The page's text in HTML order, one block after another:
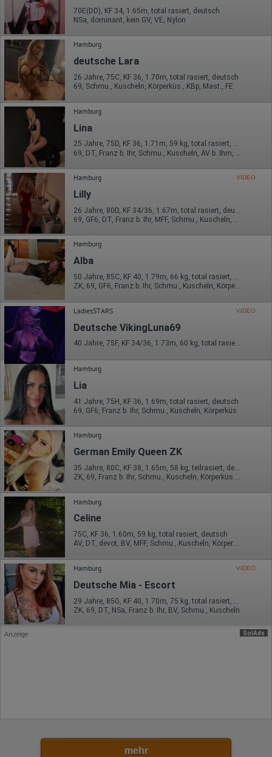
Erhobene Daten:
Die erzeugten Informationen über die Benutzung unserer
Webseiten sowie die von dem Browser übermittelte IP-Adresse
werden übertragen und gespeichert. Dabei können aus den
verarbeiteten Daten pseudonyme Nutzungsprofile der Nutzer
erstellt werden. Diese Informationen wird Google gegebenenfalls
auch an Dritte übertragen, sofern dies gesetzlich
vorgeschrieben wird oder, soweit Dritte diese Daten im Auftrag
von Google verarbeiten. Die IP-Adresse der Nutzer wird von
Google innerhalb von Mitgliedstaaten der Europäischen Union
oder in anderen Vertragsstaaten des Abkommens über den
Europäischen Wirtschaftsraum gekürzt, dies bedeutet, dass alle
Daten anonym erhoben werden. Nur in Ausnahmefällen wird die
volle IP-Adresse an einen Server von Google in den USA
übertragen und dort gekürzt. Die von dem Browser des Nutzers
übermittelte IP-Adresse wird nicht mit anderen Daten von Google
zusammengeführt.
Erhobene Informationen zum Besucherverhalten sind folgende:
Herkunft (Land und Stadt)
Sprache
Betriebssystem
Gerät (PC, Tablet-PC oder Smartphone)
Browser und alle verwendeten Add-ons
Auflösung des Computers
Besucherquelle (Facebook, Suchmaschine oder
verweisende Webseite)
Welche Dateien wurden heruntergeladen?
Welche Videos angeschaut?
Wurden Werbebanner angeklickt?
Wohin ging der Besucher? Klickte er auf weitere Seiten des
Portals oder hat er sie komplett verlassen?
Wie lange blieb der Besucher?
Ort der Verarbeitung:
Europäische Union & USA
Hotjar
Wir nutzen Hotjar als Webanalysedient. Es wird verwendet, um
Daten über das Benutzerverhalten zu sammeln. Hotjar kann
auch im Rahmen von Umfragen und Feedbackfunktionen, die
auf unserer Website eingebunden sind, von Ihnen bereitgestellte
Informationen verarbeiten.
Herausgeber:
Hotjar Limited, Malta
Erhobene Daten:
Datum und Uhrzeit des Besuchs
Gerätetyp
Geografischer Standort
IP-Adresse
Mausbewegungen
Besuchte Seiten
Referrer URL
Bildschirmauflösung
Eindeutige Gerätekennung
Sprachinformationen
Gerätebestriebssystem
Browser-Typ
Klicks
Domain-Name
70E(DD), KF 34, 1.65m, total rasiert, deutsch
NSa, dominant, kein GV, VE, Nylon
Hamburg
deutsche Lara
26 Jahre, 75C, KF 36, 1.70m, total rasiert, deutsch
69, Schmu., Kuscheln, Körperküs., KBp, Mast., FE
Hamburg
Lina
25 Jahre, 75D, KF 36, 1.71m, 59 kg, total rasiert, deutsch
Hamburg VIDEO
Lilly
69, GF6, DT, Franz b. Ihr, MFF, Schmu., Kuscheln, Körperküs.
Hamburg
Alba
50 Jahre, 85C, KF 40, 1.79m, 66 kg, total rasiert, deutsch
ZK, 69, GF6, Franz b. Ihr, Schmu., Kuscheln, Körperküs., DSa
LadiesSTARS VIDEO
Deutsche VikingLuna69
40 Jahre, 75F, KF 34/36, 1.73m, 60 kg, total rasiert, deutsch
Hamburg
Lia
41 Jahre, 75H, KF 36, 1.69m, total rasiert, deutsch
69, GF6, Franz b. Ihr, Schmu., Kuscheln, Körperküs.
Hamburg
German Emily Queen ZK
35 Jahre, 80C, KF 38, 1.65m, 58 kg, teilrasiert, deutsch
ZK, 69, Franz b. Ihr, Schmu., Kuscheln, Körperküs., VE
Hamburg
Celine
75C, KF 36, 1.60m, 59 kg, total rasiert, deutsch
AV, DT, devot, BV, MFF, Schmu., Kuscheln, Körperküs.
Hamburg VIDEO
Deutsche Mia - Escort
ZK, 69, DT, NSa, Franz b. Ihr, BV, Schmu., Kuscheln
SolAds
Anzeige
mehr